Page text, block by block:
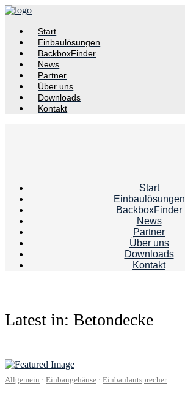
Start
Einbaulösungen
BackboxFinder
News
Partner
Über uns
Downloads
Kontakt
Start
Einbaulösungen
BackboxFinder
News
Partner
Über uns
Downloads
Kontakt
Latest in: Betondecke
Allgemein · Einbaugehäuse · Einbaulautsprecher